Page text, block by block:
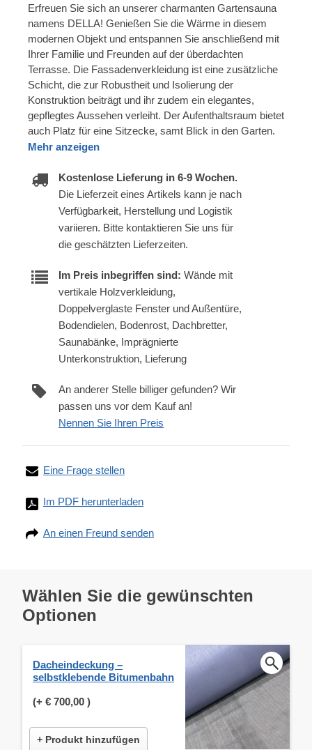
Erfreuen Sie sich an unserer charmanten Gartensauna
namens DELLA! Genießen Sie die Wärme in diesem
modernen Objekt und entspannen Sie anschließend mit
Ihrer Familie und Freunden auf der überdachten
Terrasse. Die Fassadenverkleidung ist eine zusätzliche
Schicht, die zur Robustheit und Isolierung der
Konstruktion beiträgt und ihr zudem ein elegantes,
gepflegtes Aussehen verleiht. Der Aufenthaltsraum bietet
auch Platz für eine Sitzecke, samt Blick in den Garten.
Mehr anzeigen
Kostenlose Lieferung in 6-9 Wochen.
Die Lieferzeit eines Artikels kann je nach
Verfügbarkeit, Herstellung und Logistik
variieren. Bitte kontaktieren Sie uns für
die geschätzten Lieferzeiten.
Im Preis inbegriffen sind: Wände mit
vertikale Holzverkleidung,
Doppelverglaste Fenster und Außentüre,
Bodendielen, Bodenrost, Dachbretter,
Saunabänke, Imprägnierte
Unterkonstruktion, Lieferung
An anderer Stelle billiger gefunden? Wir
passen uns vor dem Kauf an!
Nennen Sie Ihren Preis
Eine Frage stellen
Im PDF herunterladen
An einen Freund senden
Wählen Sie die gewünschten
Optionen
Dacheindeckung –
selbstklebende Bitumenbahn
(+ € 700,00 )
+ Produkt hinzufügen